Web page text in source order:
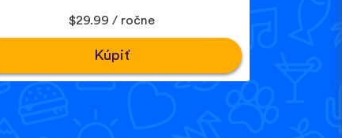
$29.99 / ročne
Kúpiť